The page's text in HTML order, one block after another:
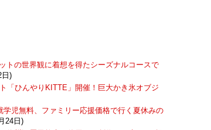
トの世界観に着想を得たシーズナルコースで
日)
「ひんやりKITTE」開催！巨大かき氷オブジ
学児無料、ファミリー応援価格で行く夏休みの
24日)